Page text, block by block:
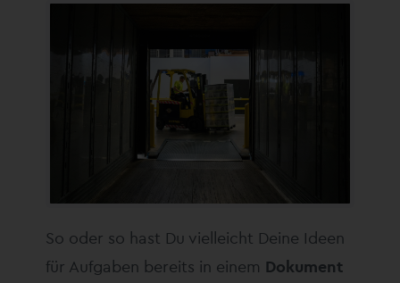
So oder so hast Du vielleicht Deine Ideen
für Aufgaben bereits in einem Dokument